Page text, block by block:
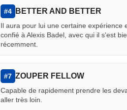
#4 BETTER AND BETTER
Il aura pour lui une certaine expérience
confié à Alexis Badel, avec qui il s'est
récemment.
#7 ZOUPER FELLOW
Capable de rapidement prendre les
aller très loin.